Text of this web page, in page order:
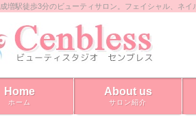
成増駅徒歩3分のビューティサロン。フェイシャル、ネ
Home
ホーム
About us
サロン紹介